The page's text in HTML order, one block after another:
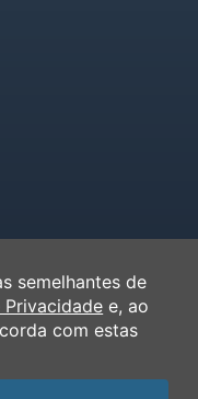
semelhantes de
e, ao
com estas